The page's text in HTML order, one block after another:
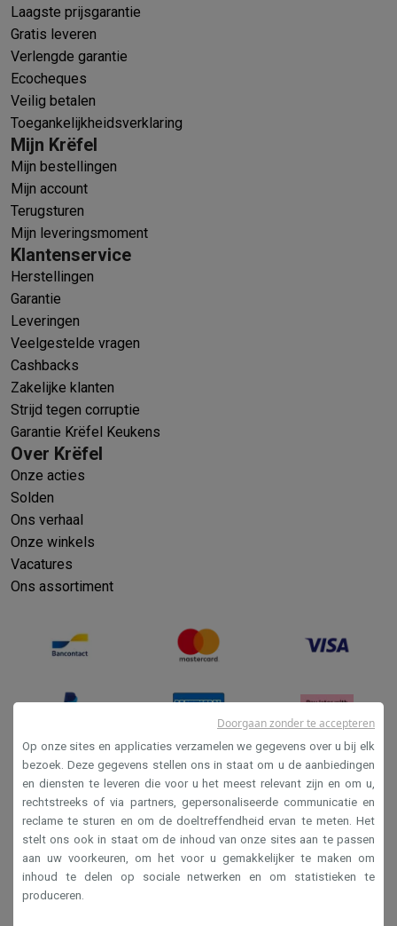
Laagste prijsgarantie
Gratis leveren
Verlengde garantie
Ecocheques
Veilig betalen
Toegankelijkheidsverklaring
Mijn Krëfel
Mijn bestellingen
Mijn account
Terugsturen
Mijn leveringsmoment
Klantenservice
Herstellingen
Garantie
Leveringen
Veelgestelde vragen
Cashbacks
Zakelijke klanten
Strijd tegen corruptie
Garantie Krëfel Keukens
Over Krëfel
Onze acties
Solden
Ons verhaal
Onze winkels
Vacatures
Ons assortiment
Verkoopsvoorwaarden
Privacy
Disclaimer
Cookies
Op onze sites en applicaties verzamelen we gegevens over u bij elk
bezoek. Deze gegevens stellen ons in staat om u de aanbiedingen
en diensten te leveren die voor u het meest relevant zijn en om u,
rechtstreeks of via partners, gepersonaliseerde communicatie en
reclame te sturen en om de doeltreffendheid ervan te meten. Het
stelt ons ook in staat om de inhoud van onze sites aan te passen
aan uw voorkeuren, om het voor u gemakkelijker te maken om
inhoud te delen op sociale netwerken en om statistieken te
produceren.
Doorgaan zonder te accepteren